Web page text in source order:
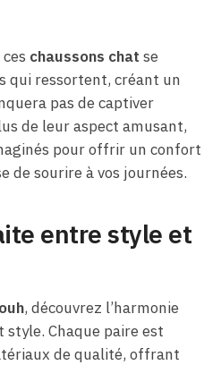
chaussons chat se
qui ressortent, créant un
pas de captiver
de leur aspect amusant,
pour offrir un confort
de sourire à vos journées.
entre style et
, découvrez l’harmonie
style. Chaque paire est
de qualité, offrant